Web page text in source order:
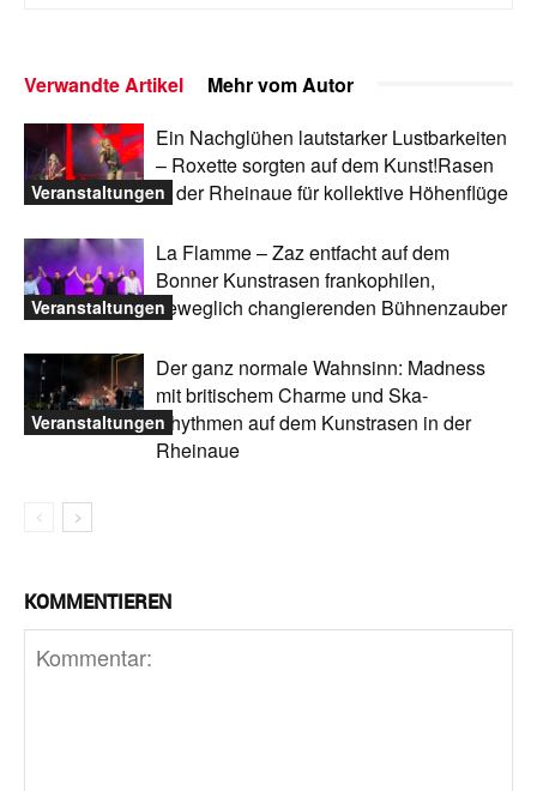
Verwandte Artikel Mehr vom Autor
Veranstaltungen
Ein Nachglühen lautstarker Lustbarkeiten
– Roxette sorgten auf dem Kunst!Rasen
in der Rheinaue für kollektive Höhenflüge
Veranstaltungen
La Flamme – Zaz entfacht auf dem
Bonner Kunstrasen frankophilen,
beweglich changierenden Bühnenzauber
Veranstaltungen
Der ganz normale Wahnsinn: Madness
mit britischem Charme und Ska-
Rhythmen auf dem Kunstrasen in der
Rheinaue
KOMMENTIEREN